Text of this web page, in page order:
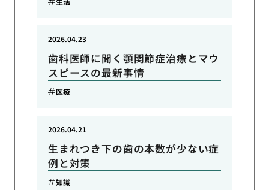
歯科医師に聞く顎関節症治療とマウ
スピースの最新事情
2026.04.23
医療
生まれつき下の歯の本数が少ない症
例と対策
2026.04.21
知識